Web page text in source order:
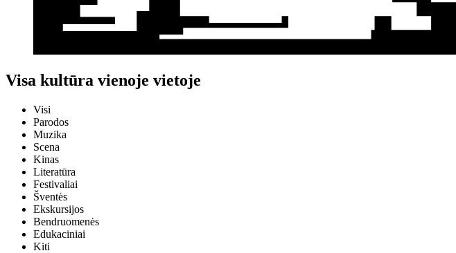
Visa kultūra vienoje vietoje
Visi
Parodos
Muzika
Scena
Kinas
Literatūra
Festivaliai
Šventės
Ekskursijos
Bendruomenės
Edukaciniai
Kiti